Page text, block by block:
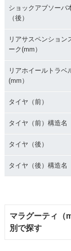
ショックアブソーバ
（後）
リアサスペンション
ーク(mm）
リアホイールトラベ
(mm）
タイヤ（前）
タイヤ（前）構造名
タイヤ（後）
タイヤ（後）構造名
マラグーティ（
別で探す